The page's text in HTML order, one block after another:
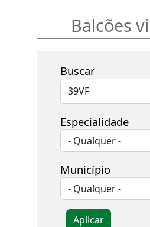
Balcões
Buscar
Especialidade
Município
Aplicar